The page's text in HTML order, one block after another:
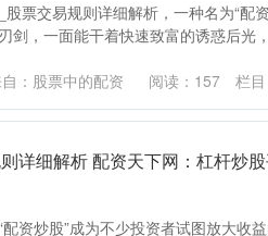
票交易规则详细解析，一种名为“配
剑，一面能干着快速致富的诱惑后光
：股票中的配资 阅读： 157 栏目
详细解析 配资天下网：杠杆炒
资炒股”成为不少投资者试图放大收